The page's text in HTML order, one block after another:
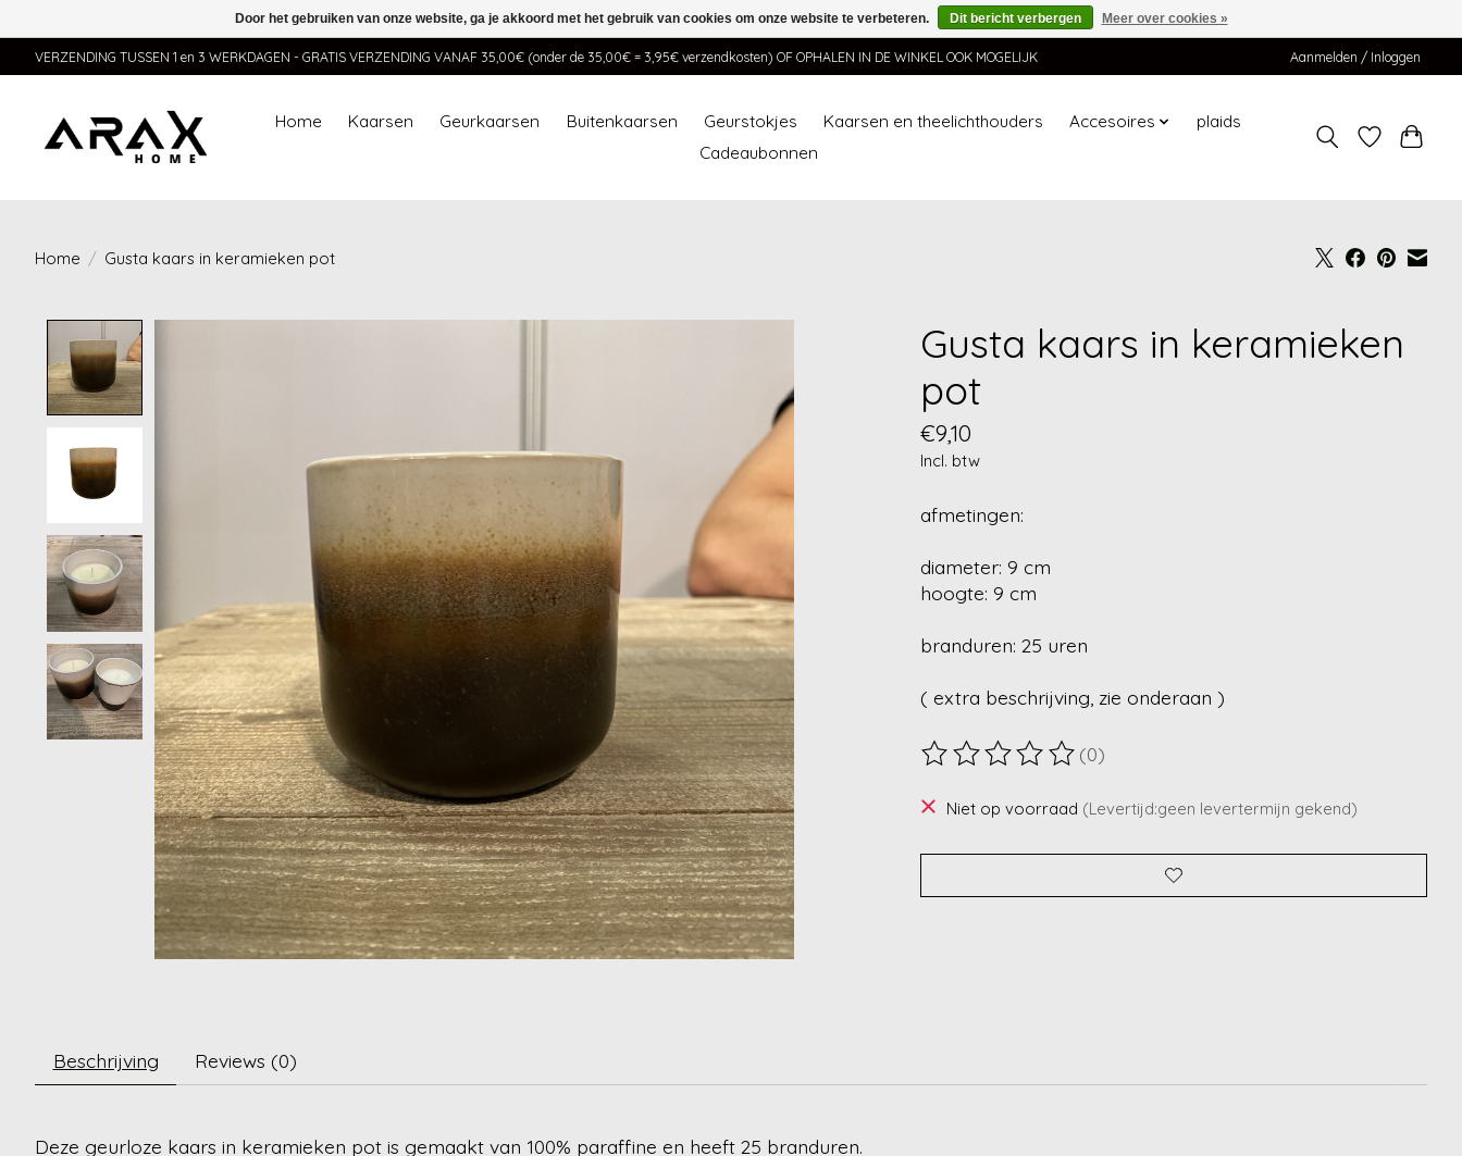
VERZENDING TUSSEN 1 en 3 WERKDAGEN - GRATIS VERZENDING VANAF 35,00€ (onder de 35,00€ = 3,95€ verzendkosten) OF OPHALEN IN DE WINKEL OOK MOGELIJK Aanmelden / Inloggen
Home Kaarsen Geurkaarsen Buitenkaarsen Geurstokjes Kaarsen en theelichthouders Accesoires
plaids
Cadeaubonnen
Home / Gusta kaars in keramieken pot
Gusta kaars in keramieken
pot
€9,10
Incl. btw
afmetingen:
diameter: 9 cm
hoogte: 9 cm
branduren: 25 uren
( extra beschrijving, zie onderaan )
De beoordeling van dit product is
(0)
Niet op voorraad (Levertijd:geen levertermijn gekend)
Beschrijving Reviews (0)
Deze geurloze kaars in keramieken pot is gemaakt van 100% paraffine en heeft 25 branduren.
Door het gebruiken van onze website, ga je akkoord met het gebruik van cookies om onze website te verbeteren. Dit bericht verbergen Meer over cookies »